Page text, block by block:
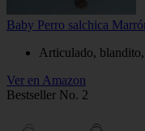
Baby Perro salchica
Articulado,
Ver en Amazon
Bestseller No. 2